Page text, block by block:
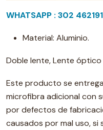
WHATSAPP : 302
Material: Aluminio.
Doble lente, Lente
Este producto se
microfibra adicional con
por defectos de
causados por mal uso, si